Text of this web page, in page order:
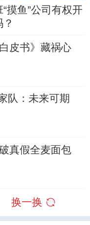
“摸鱼”公司有权开
？
皮书》藏祸心
队：未来可期
真假全麦面包
换一换